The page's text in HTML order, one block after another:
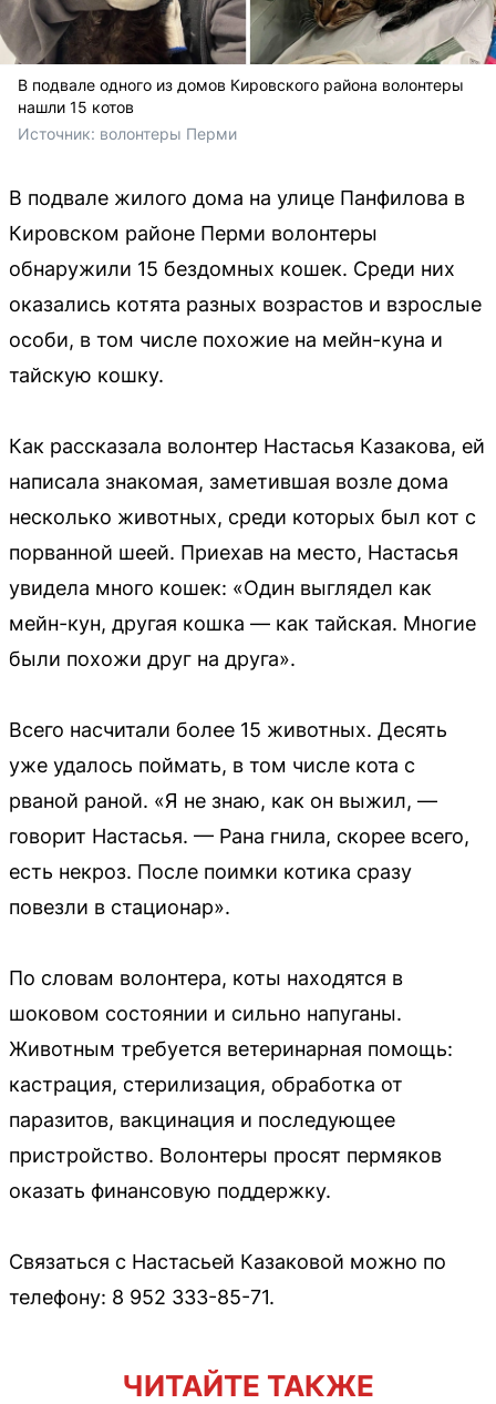
В подвале одного из домов Кировского района волонтеры
нашли 15 котов
Источник: волонтеры Перми
В подвале жилого дома на улице Панфилова в
Кировском районе Перми волонтеры
обнаружили 15 бездомных кошек. Среди них
оказались котята разных возрастов и взрослые
особи, в том числе похожие на мейн-куна и
тайскую кошку.
Как рассказала волонтер Настасья Казакова, ей
написала знакомая, заметившая возле дома
несколько животных, среди которых был кот с
порванной шеей. Приехав на место, Настасья
увидела много кошек: «Один выглядел как
мейн-кун, другая кошка — как тайская. Многие
были похожи друг на друга».
Всего насчитали более 15 животных. Десять
уже удалось поймать, в том числе кота с
рваной раной. «Я не знаю, как он выжил, —
говорит Настасья. — Рана гнила, скорее всего,
есть некроз. После поимки котика сразу
повезли в стационар».
По словам волонтера, коты находятся в
шоковом состоянии и сильно напуганы.
Животным требуется ветеринарная помощь:
кастрация, стерилизация, обработка от
паразитов, вакцинация и последующее
пристройство. Волонтеры просят пермяков
оказать финансовую поддержку.
Связаться с Настасьей Казаковой можно по
телефону: 8 952 333-85-71.
ЧИТАЙТЕ ТАКЖЕ